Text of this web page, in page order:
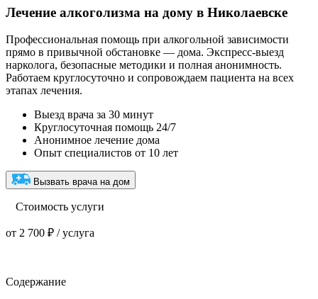
Лечение алкоголизма на дому в Николаевске
Профессиональная помощь при алкогольной зависимости
прямо в привычной обстановке — дома. Экспресс-выезд
нарколога, безопасные методики и полная анонимность.
Работаем круглосуточно и сопровождаем пациента на всех
этапах лечения.
Выезд врача за 30 минут
Круглосуточная помощь 24/7
Анонимное лечение дома
Опыт специалистов от 10 лет
Вызвать врача на дом
Стоимость услуги
от 2 700 ₽ / услуга
Содержание